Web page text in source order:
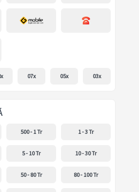
07x 05x 03x
500 - 1 Tr 1 - 3 Tr
5 - 10 Tr 10 - 30 Tr
50 - 80 Tr 80 - 100 Tr